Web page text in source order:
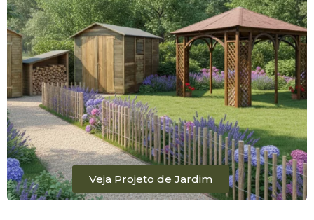
Veja Projeto de Jardim